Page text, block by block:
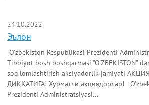
24.10.2022
Эълон
O’zbekiston Respublikasi Prezidenti
Tibbiyot bosh boshqarmasi "O'ZBEKISTON"
sog’lomlashtirish aksiyadorlik jamiyati
ДИҚҚАТИГА! Хурматли акциядорлар!
Prezidenti Administratsiyasi...